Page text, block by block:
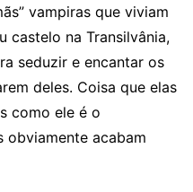
vampiras que viviam
castelo na Transilvânia,
seduzir e encantar os
deles. Coisa que elas
como ele é o
obviamente acabam